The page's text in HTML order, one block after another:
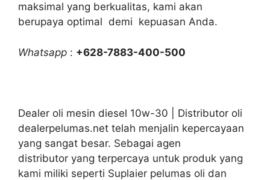
maksimal yang berkualitas, kami akan
berupaya optimal demi kepuasan Anda.
Whatsapp : +628-7883-400-500
Dealer oli mesin diesel 10w-30 | Distributor oli
dealerpelumas.net telah menjalin kepercayaan
yang sangat besar. Sebagai agen
distributor yang terpercaya untuk produk yang
kami miliki seperti Suplaier pelumas oli dan